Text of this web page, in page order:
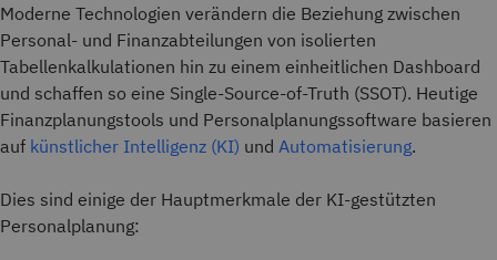
Moderne Technologien verändern die Beziehung zwischen
Personal- und Finanzabteilungen von isolierten
Tabellenkalkulationen hin zu einem einheitlichen Dashboard
und schaffen so eine Single-Source-of-Truth (SSOT). Heutige
Finanzplanungstools und Personalplanungssoftware basieren
auf künstlicher Intelligenz (KI) und Automatisierung.
Dies sind einige der Hauptmerkmale der KI-gestützten
Personalplanung: